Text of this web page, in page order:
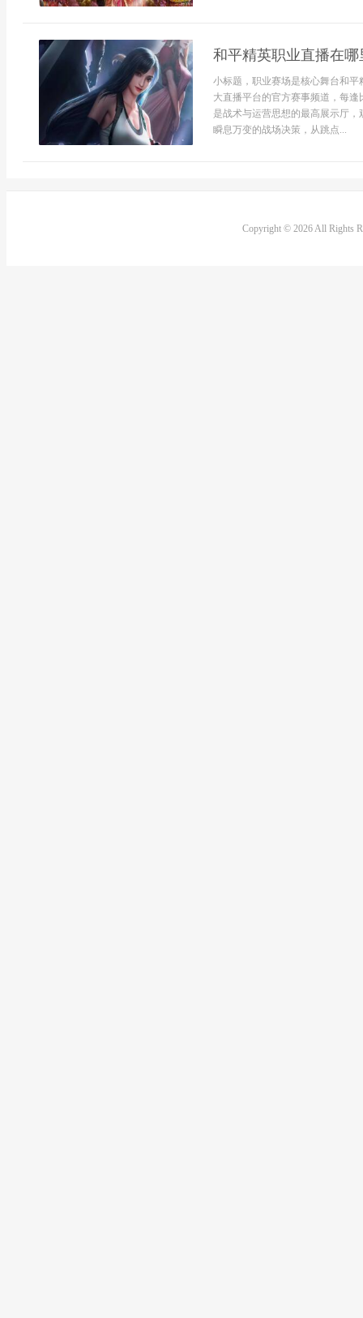
和平精英职业直播在
小标题，职业赛场是核心舞台和
大直播平台的官方赛事频道，每
是战术与运营思想的最高展示厅
瞬息万变的战场决策，从跳点...
Copyright © 2026 All Rights